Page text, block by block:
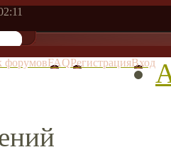
форумовFAQРегистрацияВход